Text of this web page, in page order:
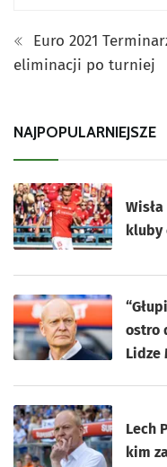
Euro 2021
eliminacji po turniej
NAJPOPULARNIEJSZE
kluby
ostro
Lidze
Lech
kim